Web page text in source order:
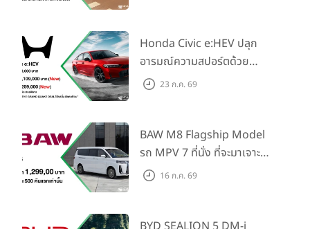
Honda Civic e:HEV ปลุก
อารมณ์ความสปอร์ตด้วย
Honda S+ Shift ครั้งแรกใน
Traffic Monitor เพียงจอง
ภายใน 31 ก.ค. 2569 รับบัตร
น้ำมันมูลค่า 10,000 บาท
23 ก.ค. 69
BAW M8 Flagship Model
รถ MPV 7 ที่นั่ง ที่จะมาเจาะ
ตลาดครอบครัวและองค์กรยุค
แรก)
16 ก.ค. 69